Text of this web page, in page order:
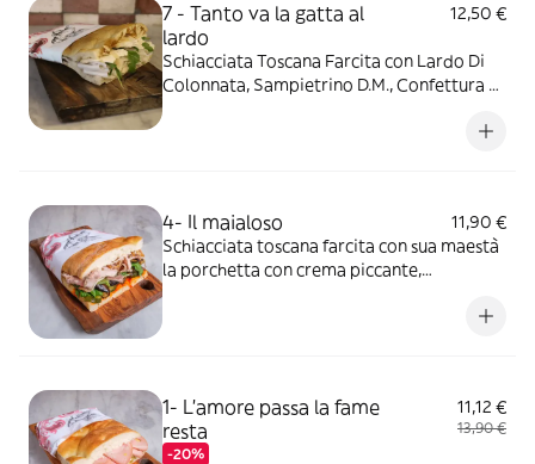
7 - Tanto va la gatta al
lardo
12,50 €
Schiacciata Toscana Farcita con Lardo Di
Colonnata, Sampietrino D.M., Confettura Di
4- Il maialoso
11,90 €
Schiacciata toscana farcita con sua maestà
la porchetta con crema piccante,
1- L'amore passa la fame
resta
-20%
11,12 €
13,90 €